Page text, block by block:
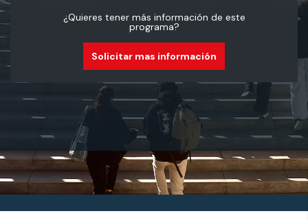
¿Quieres tener más información de este
programa?
Solicitar mas información